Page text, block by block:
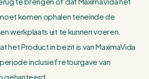
komen ophalen teneinde de
werkplaats uit te kunnen voeren.
het Product in bezit is van MaximaVida
inclusief retourgave van
gehanteerd.